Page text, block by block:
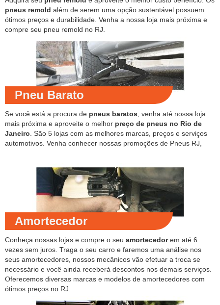
pneus remold além de serem uma opção sustentável possuem
ótimos preços e durabilidade. Venha a nossa loja mais próxima e
compre seu pneu remold no RJ.
Pneu Barato
Se você está a procura de pneus baratos , venha até nossa loja
mais próxima e aproveite o melhor preço de pneus no Rio de
Janeiro . São 5 lojas com as melhores marcas, preços e serviços
automotivos. Venha conhecer nossas promoções de Pneus RJ,
Amortecedor
Conheça nossas lojas e compre o seu amortecedorem até 6
vezes sem juros. Traga o seu carro e faremos uma análise nos
seus amortecedores, nossos mecânicos vão efetuar a troca se
necessário e você ainda receberá descontos nos demais serviços.
Oferecemos diversas marcas e modelos de amortecedores com
ótimos preços no RJ.